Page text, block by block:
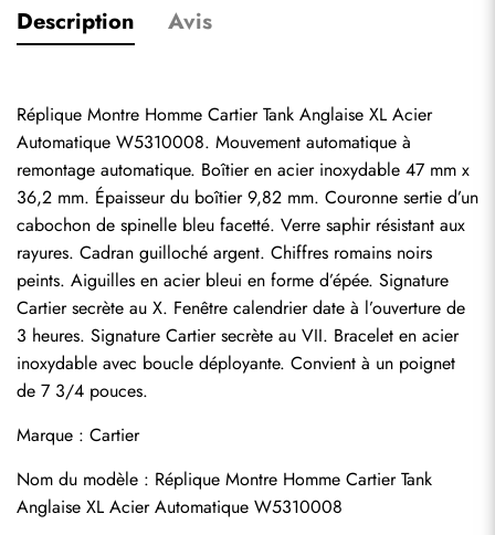
Description Avis
Réplique Montre Homme Cartier Tank Anglaise XL Acier
Automatique W5310008. Mouvement automatique à
remontage automatique. Boîtier en acier inoxydable 47 mm x
36,2 mm. Épaisseur du boîtier 9,82 mm. Couronne sertie d’un
cabochon de spinelle bleu facetté. Verre saphir résistant aux
rayures. Cadran guilloché argent. Chiffres romains noirs
peints. Aiguilles en acier bleui en forme d’épée. Signature
Cartier secrète au X. Fenêtre calendrier date à l’ouverture de
3 heures. Signature Cartier secrète au VII. Bracelet en acier
inoxydable avec boucle déployante. Convient à un poignet
de 7 3/4 pouces.
Marque : Cartier
Nom du modèle : Réplique Montre Homme Cartier Tank
Anglaise XL Acier Automatique W5310008